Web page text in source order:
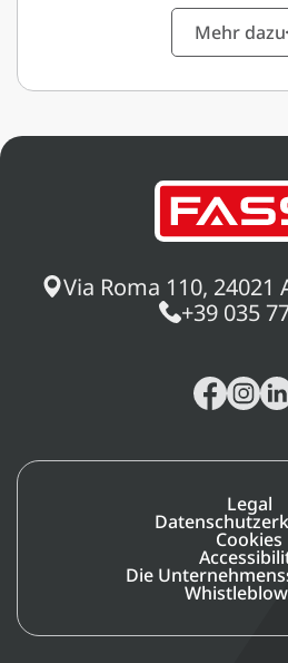
Mehr dazu
Via Roma 110, 24021
+39 035
Legal
Cookies
Die